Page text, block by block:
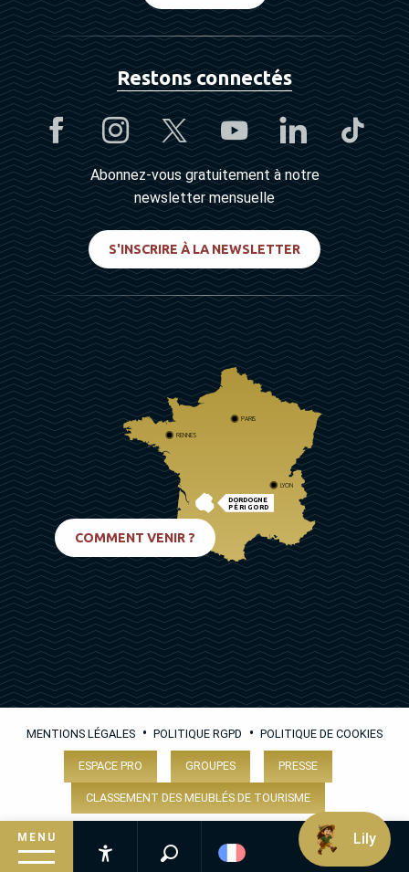
MENU
Recherche
Restons connectés
Abonnez-vous gratuitement à notre
newsletter mensuelle
S'INSCRIRE À LA NEWSLETTER
DORDOGNE
PÉRIGORD
PARIS
RENNES
LYON
COMMENT VENIR ?
MENTIONS LÉGALES • POLITIQUE RGPD • POLITIQUE DE COOKIES
ESPACE PRO GROUPES PRESSE
CLASSEMENT DES MEUBLÉS DE TOURISME
Lily